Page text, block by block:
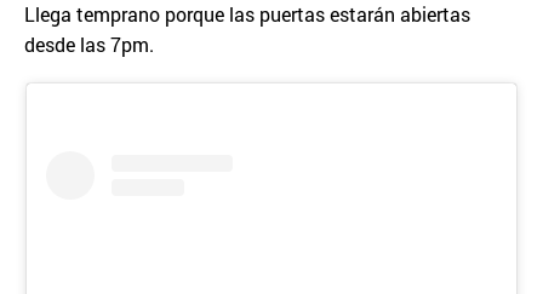
Llega temprano porque las puertas estarán abiertas
desde las 7pm.